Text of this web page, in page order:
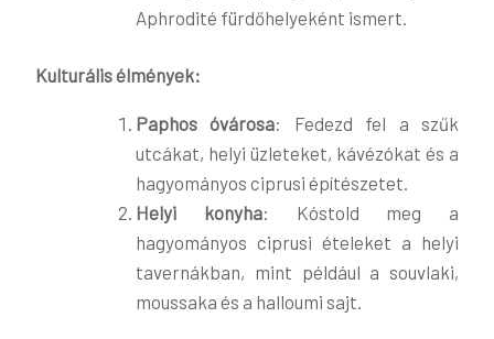
Aphrodité fürdőhelyeként ismert​​.
Kulturális élmények:
Paphos óvárosa: Fedezd fel a szűk
utcákat, helyi üzleteket, kávézókat és a
hagyományos ciprusi építészetet​.
Helyi konyha: Kóstold meg a
hagyományos ciprusi ételeket a helyi
tavernákban, mint például a souvlaki,
moussaka és a halloumi sajt​.